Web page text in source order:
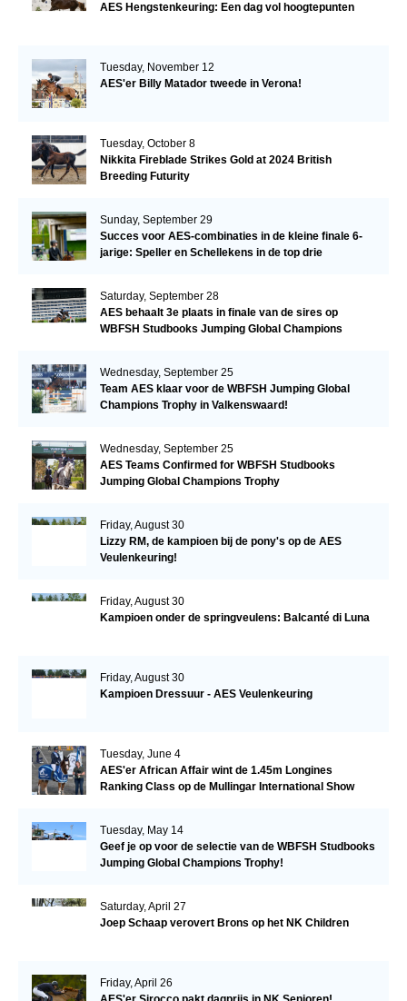
AES Hengstenkeuring: Een dag vol hoogtepunten
Tuesday, November 12
AES'er Billy Matador tweede in Verona!
Tuesday, October 8
Nikkita Fireblade Strikes Gold at 2024 British
Breeding Futurity
Sunday, September 29
Succes voor AES-combinaties in de kleine finale 6-
jarige: Speller en Schellekens in de top drie
Saturday, September 28
AES behaalt 3e plaats in finale van de sires op
WBFSH Studbooks Jumping Global Champions
Wednesday, September 25
Team AES klaar voor de WBFSH Jumping Global
Champions Trophy in Valkenswaard!
Wednesday, September 25
AES Teams Confirmed for WBFSH Studbooks
Jumping Global Champions Trophy
Friday, August 30
Lizzy RM, de kampioen bij de pony's op de AES
Veulenkeuring!
Friday, August 30
Kampioen onder de springveulens: Balcanté di Luna
Friday, August 30
Kampioen Dressuur - AES Veulenkeuring
Tuesday, June 4
AES'er African Affair wint de 1.45m Longines
Ranking Class op de Mullingar International Show
Tuesday, May 14
Geef je op voor de selectie van de WBFSH Studbooks
Jumping Global Champions Trophy!
Saturday, April 27
Joep Schaap verovert Brons op het NK Children
Friday, April 26